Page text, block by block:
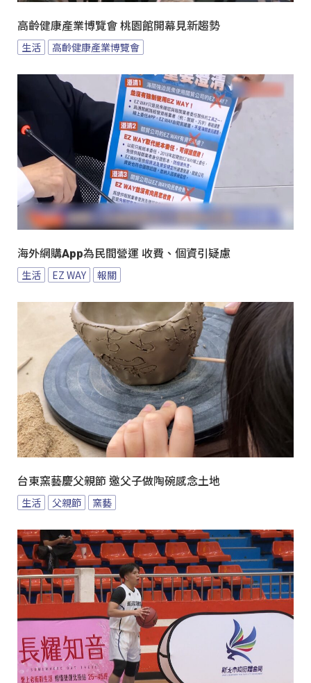
高齡健康產業博覽會 桃園館開幕見新趨勢
生活 高齡健康產業博覽會
海外網購App為民間營運 收費、個資引疑慮
生活 EZ WAY 報關
台東窯藝慶父親節 邀父子做陶碗感念土地
生活 父親節 窯藝